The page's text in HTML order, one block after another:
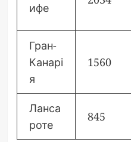
ифе
Гран-
Канарі
я
1560
Ланса
роте
845